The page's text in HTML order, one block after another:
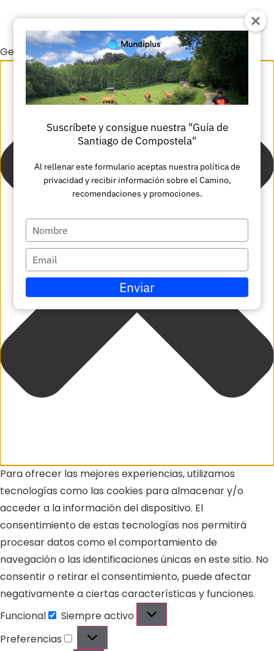
Gestionar el consentimiento de las cookies
Para ofrecer las mejores experiencias, utilizamos
tecnologías como las cookies para almacenar y/o
acceder a la información del dispositivo. El
consentimiento de estas tecnologías nos permitirá
procesar datos como el comportamiento de
navegación o las identificaciones únicas en este sitio. No
consentir o retirar el consentimiento, puede afectar
negativamente a ciertas características y funciones.
Funcional
Siempre activo
Preferencias
Suscríbete y consigue nuestra "Guía de
Santiago de Compostela"
Al rellenar este formulario aceptas nuestra política de
privacidad y recibir información sobre el Camino,
recomendaciones y promociones.
Escriba
su
nombre
Escriba
su
correo
electrónico
Enviar